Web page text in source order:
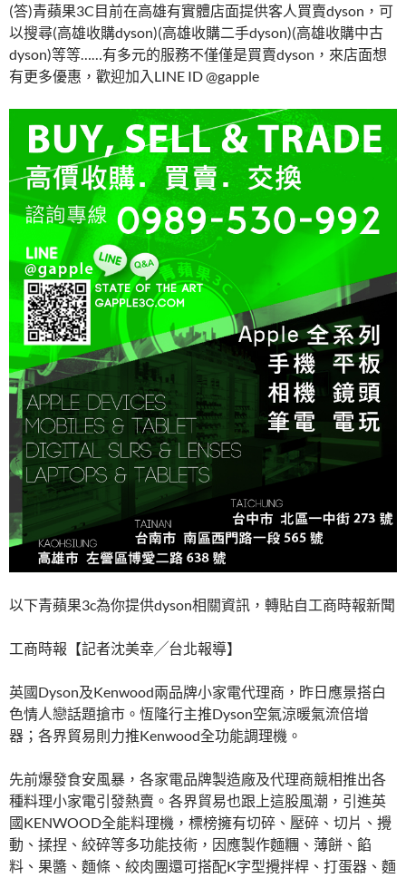
(答)青蘋果3C目前在高雄有實體店面提供客人買賣dyson，可
以搜尋(高雄收購dyson)(高雄收購二手dyson)(高雄收購中古
dyson)等等……有多元的服務不僅僅是買賣dyson，來店面想
有更多優惠，歡迎加入LINE ID @gapple
以下青蘋果3c為你提供dyson相關資訊，轉貼自工商時報新聞
工商時報【記者沈美幸╱台北報導】
英國Dyson及Kenwood兩品牌小家電代理商，昨日應景搭白
色情人戀話題搶市。恆隆行主推Dyson空氣涼暖氣流倍增
器；各界貿易則力推Kenwood全功能調理機。
先前爆發食安風暴，各家電品牌製造廠及代理商競相推出各
種料理小家電引發熱賣。各界貿易也跟上這股風潮，引進英
國KENWOOD全能料理機，標榜擁有切碎、壓碎、切片、攪
動、揉捏、絞碎等多功能技術，因應製作麵糰、薄餅、餡
料、果醬、麵條、絞肉團還可搭配K字型攪拌桿、打蛋器、麵